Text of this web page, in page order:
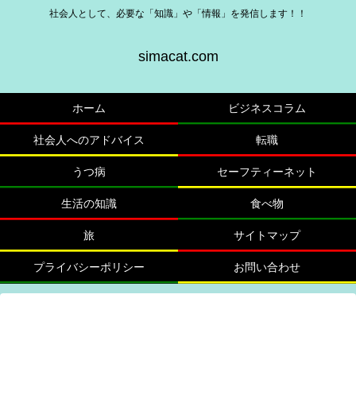
社会人として、必要な「知識」や「情報」を発信します！！
simacat.com
ホーム ビジネスコラム
社会人へのアドバイス 転職
うつ病 セーフティーネット
生活の知識 食べ物
旅 サイトマップ
プライバシーポリシー お問い合わせ